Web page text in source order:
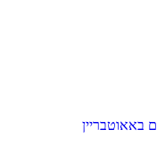
באאוטבריין